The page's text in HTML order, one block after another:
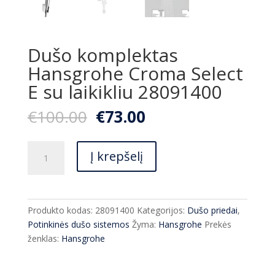
Dušo komplektas
Hansgrohe Croma Select
E su laikikliu 28091400
€100.00 Original
price
was:
€100.00.
€73.00Current
is:
kiekis:
Hansgrohe
Croma
Select
Į krepšelį
Produkto kodas: 28091400 Kategorijos: Dušo priedai,
Potinkinės dušo sistemos Žyma: Hansgrohe Prekės
ženklas: Hansgrohe